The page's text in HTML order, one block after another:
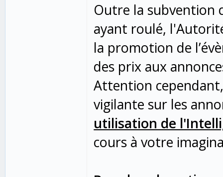
Outre la subvention
ayant roulé,
la promotion de
des prix aux
Attention
vigilante sur les
utilisation de
cours à votre